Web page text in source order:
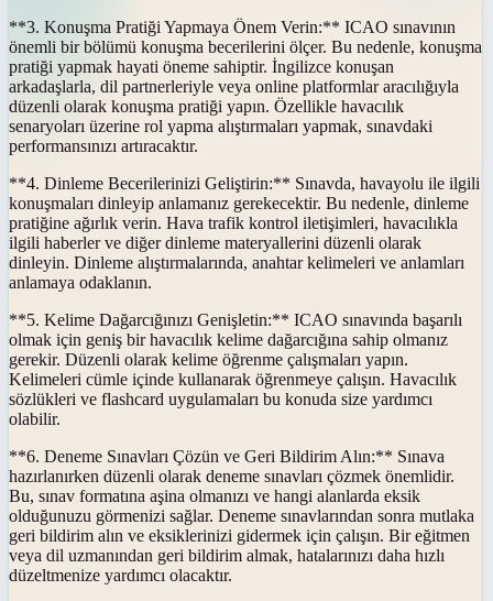
**3. Konuşma Pratiği Yapmaya Önem Verin:** ICAO sınavının
önemli bir bölümü konuşma becerilerini ölçer. Bu nedenle, konuşma
pratiği yapmak hayati öneme sahiptir. İngilizce konuşan
arkadaşlarla, dil partnerleriyle veya online platformlar aracılığıyla
düzenli olarak konuşma pratiği yapın. Özellikle havacılık
senaryoları üzerine rol yapma alıştırmaları yapmak, sınavdaki
performansınızı artıracaktır.
**4. Dinleme Becerilerinizi Geliştirin:** Sınavda, havayolu ile ilgili
konuşmaları dinleyip anlamanız gerekecektir. Bu nedenle, dinleme
pratiğine ağırlık verin. Hava trafik kontrol iletişimleri, havacılıkla
ilgili haberler ve diğer dinleme materyallerini düzenli olarak
dinleyin. Dinleme alıştırmalarında, anahtar kelimeleri ve anlamları
anlamaya odaklanın.
**5. Kelime Dağarcığınızı Genişletin:** ICAO sınavında başarılı
olmak için geniş bir havacılık kelime dağarcığına sahip olmanız
gerekir. Düzenli olarak kelime öğrenme çalışmaları yapın.
Kelimeleri cümle içinde kullanarak öğrenmeye çalışın. Havacılık
sözlükleri ve flashcard uygulamaları bu konuda size yardımcı
olabilir.
**6. Deneme Sınavları Çözün ve Geri Bildirim Alın:** Sınava
hazırlanırken düzenli olarak deneme sınavları çözmek önemlidir.
Bu, sınav formatına aşina olmanızı ve hangi alanlarda eksik
olduğunuzu görmenizi sağlar. Deneme sınavlarından sonra mutlaka
geri bildirim alın ve eksiklerinizi gidermek için çalışın. Bir eğitmen
veya dil uzmanından geri bildirim almak, hatalarınızı daha hızlı
düzeltmenize yardımcı olacaktır.